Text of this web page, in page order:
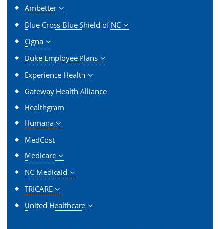
Ambetter
Blue Cross Blue Shield of NC
Cigna
Duke Employee Plans
Experience Health
Gateway Health Alliance
Healthgram
Humana
MedCost
Medicare
NC Medicaid
TRICARE
United Healthcare